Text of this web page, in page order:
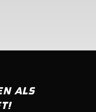
ALS